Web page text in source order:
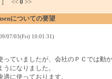
) ] << 0 >>
についての要望
07/03(Fri) 10:01:31)
っていましたが、会社のＰＣでは動
うになりました。
に使っております。